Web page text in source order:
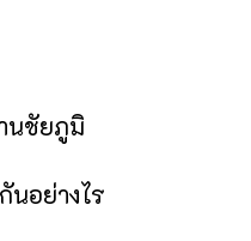
นชัยภูมิ
นอย่างไร